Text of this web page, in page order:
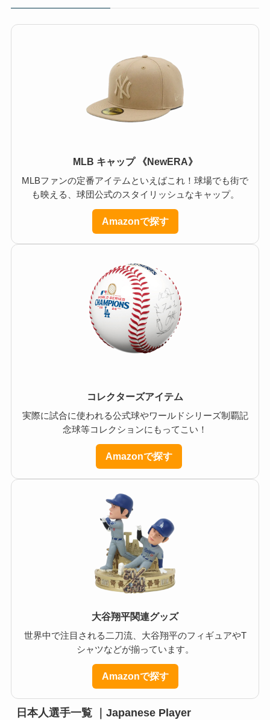
MLB キャップ 《NewERA》
MLBファンの定番アイテムといえばこれ！球場でも街で
も映える、球団公式のスタイリッシュなキャップ。
Amazonで探す
コレクターズアイテム
実際に試合に使われる公式球やワールドシリーズ制覇記
念球等コレクションにもってこい！
Amazonで探す
大谷翔平関連グッズ
世界中で注目される二刀流、大谷翔平のフィギュアやT
シャツなどが揃っています。
Amazonで探す
日本人選手一覧 ｜Japanese Player